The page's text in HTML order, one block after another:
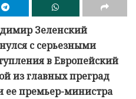
Зеленский
с серьезными
в Европейский
из главных преград
ее премьер-министра